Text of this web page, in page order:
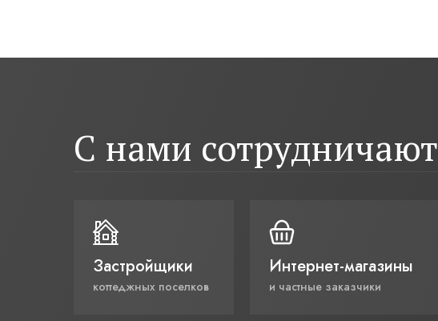
С нами сотрудничают
Застройщики
коттеджных поселков
Интернет-магазины
и частные заказчики